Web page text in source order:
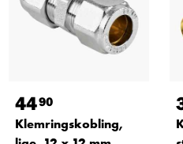
4490
Klemringskobling,